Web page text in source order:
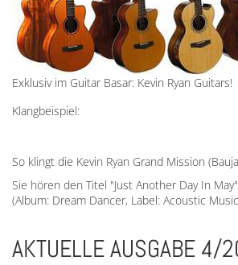
Exklusiv im Guitar Basar: Kevin Ryan Guitars!
Klangbeispiel:
So klingt die Kevin Ryan Grand Mission
Sie hören den Titel "Just Another Day In
(Album: Dream Dancer, Label: Acoustic
AKTUELLE AUSGABE 4/